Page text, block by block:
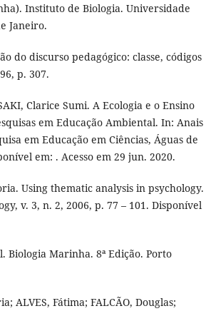
Instituto de Biologia. Universidade
Janeiro.
do discurso pedagógico: classe, códigos
p. 307.
Clarice Sumi. A Ecologia e o Ensino
em Educação Ambiental. In: Anais
em Educação em Ciências, Águas de
em: . Acesso em 29 jun. 2020.
Using thematic analysis in psychology.
v. 3, n. 2, 2006, p. 77 – 101. Disponível
Biologia Marinha. 8ª Edição. Porto
ALVES, Fátima; FALCÃO, Douglas;